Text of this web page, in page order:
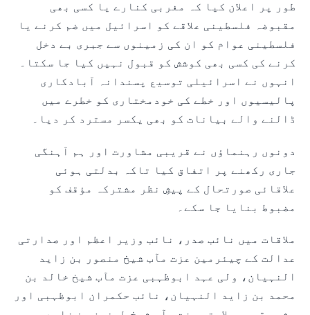
طور پر اعلان کیا کہ مغربی کنارے یا کسی بھی
مقبوضہ فلسطینی علاقے کو اسرائیل میں ضم کرنے یا
فلسطینی عوام کو ان کی زمینوں سے جبری بے دخل
کرنے کی کسی بھی کوشش کو قبول نہیں کیا جا سکتا۔
انہوں نے اسرائیلی توسیع پسندانہ آبادکاری
پالیسیوں اور خطے کی خودمختاری کو خطرے میں
ڈالنے والے بیانات کو بھی یکسر مسترد کر دیا۔
دونوں رہنماؤں نے قریبی مشاورت اور ہم آہنگی
جاری رکھنے پر اتفاق کیا تاکہ بدلتی ہوئی
علاقائی صورتحال کے پیشِ نظر مشترکہ مؤقف کو
مضبوط بنایا جا سکے۔
ملاقات میں نائب صدر، نائب وزیر اعظم اور صدارتی
عدالت کے چیئرمین عزت مآب شیخ منصور بن زاید
النہیان، ولی عہد ابوظہبی عزت مآب شیخ خالد بن
محمد بن زاید النہیان، نائب حکمران ابوظہبی اور